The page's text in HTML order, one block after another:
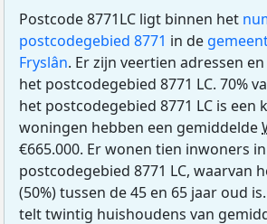
Postcode 8771LC ligt binnen het
postcodegebied 8771 in de
Fryslân. Er zijn veertien adressen
het postcodegebied 8771 LC. 70%
het postcodegebied 8771 LC is een
woningen hebben een gemiddelde
€665.000. Er wonen tien inwoners
postcodegebied 8771 LC, waarvan
(50%) tussen de 45 en 65 jaar oud
telt twintig huishoudens van